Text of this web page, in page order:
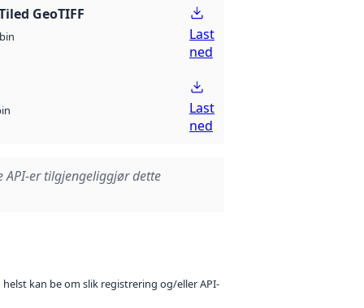
GeoTIFF
bin
Last
ned
Last
ned
API-er tilgjengeliggjør dette
kan be om slik registrering og/eller API-